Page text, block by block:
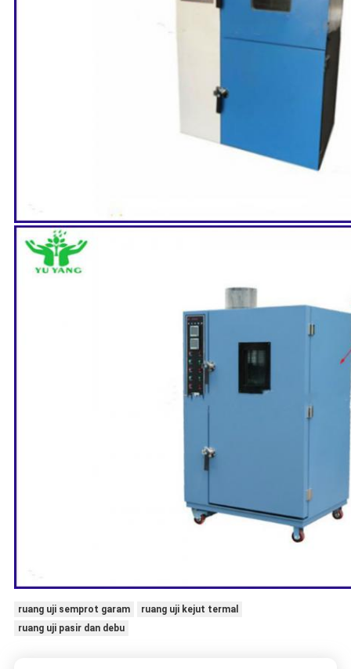
ruang uji semprot garam
ruang uji kejut termal
ruang uji pasir dan debu